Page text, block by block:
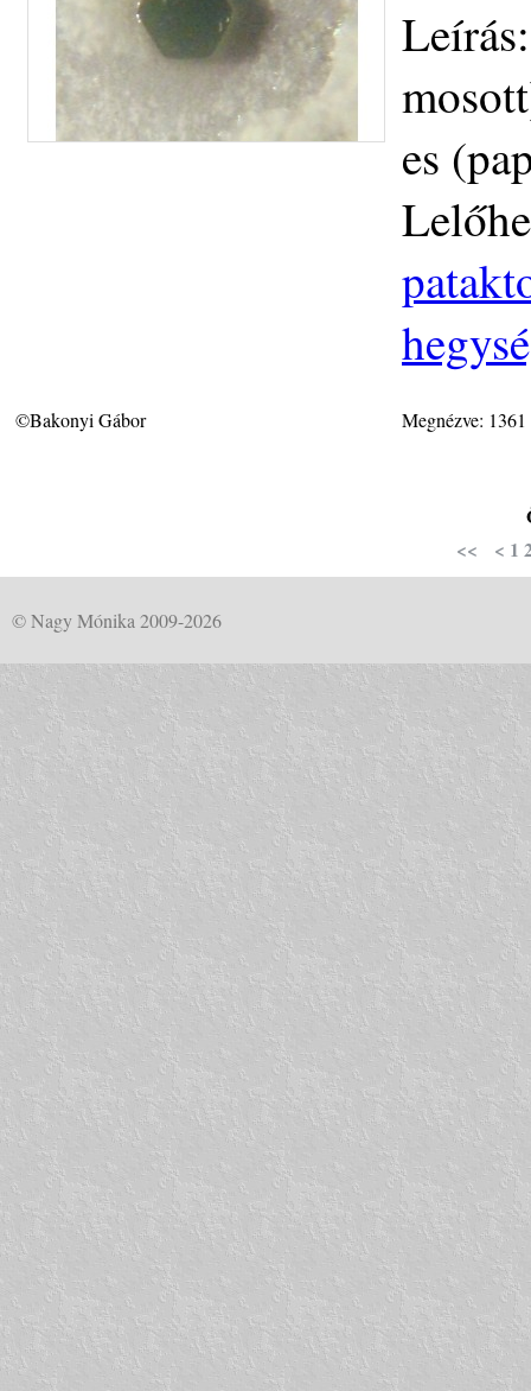
es
©Bakonyi Gábor Megnézve:
<<
< 1
© Nagy Mónika 2009-2026